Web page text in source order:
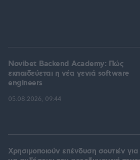
Novibet Backend Academy: Πώς
εκπαιδεύεται η νέα γενιά software
engineers
05.08.2026, 09:44
Χρησιμοποιούν επένδυση σουτιέν για